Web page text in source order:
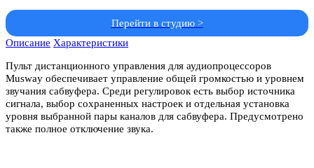
Перейти в студию >
Описание Характеристики
Пульт дистанционного управления для аудиопроцессоров
Musway обеспечивает управление общей громкостью и уровнем
звучания сабвуфера. Среди регулировок есть выбор источника
сигнала, выбор сохраненных настроек и отдельная установка
уровня выбранной пары каналов для сабвуфера. Предусмотрено
также полное отключение звука.